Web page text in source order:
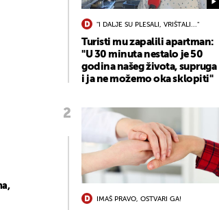
"I DALJE SU PLESALI, VRIŠTALI..."
Turisti mu zapalili apartman:
"U 30 minuta nestalo je 50
godina našeg života, supruga
i ja ne možemo oka sklopiti"
IMAŠ PRAVO, OSTVARI GA!